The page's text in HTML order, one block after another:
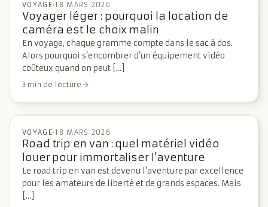
VOYAGE·18 MARS 2026
Voyager léger : pourquoi la location de
caméra est le choix malin
En voyage, chaque gramme compte dans le sac à dos.
Alors pourquoi s’encombrer d’un équipement vidéo
coûteux quand on peut […]
3 min de lecture
VOYAGE·18 MARS 2026
Road trip en van : quel matériel vidéo
louer pour immortaliser l’aventure
Le road trip en van est devenu l’aventure par excellence
pour les amateurs de liberté et de grands espaces. Mais
[…]